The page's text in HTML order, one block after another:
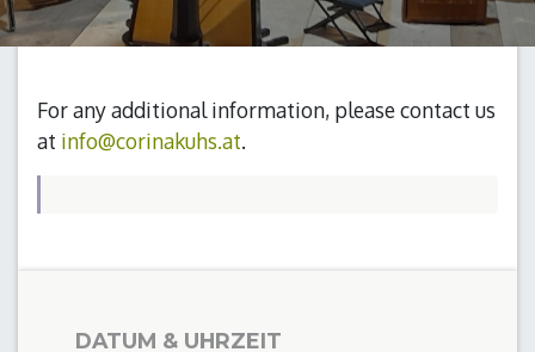
For any additional information, please contact us
at info@corinakuhs.at.
DATUM & UHRZEIT